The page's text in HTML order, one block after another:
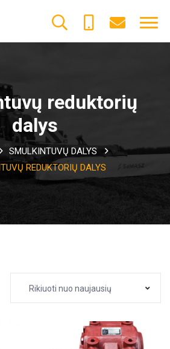
+370
reduktorių
dalys
SMULKINTUVŲ DALYS
REDUKTORIŲ DALYS
Rikiuoti nuo naujausių